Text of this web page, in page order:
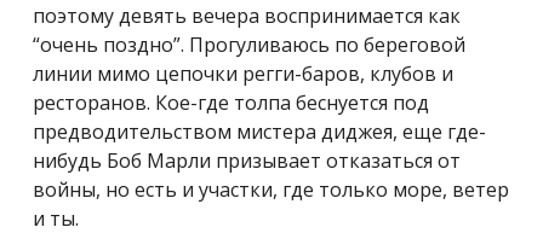
поэтому девять вечера воспринимается как
“очень поздно”. Прогуливаюсь по береговой
линии мимо цепочки регги-баров, клубов и
ресторанов. Кое-где толпа беснуется под
предводительством мистера диджея, еще где-
нибудь Боб Марли призывает отказаться от
войны, но есть и участки, где только море, ветер
и ты.